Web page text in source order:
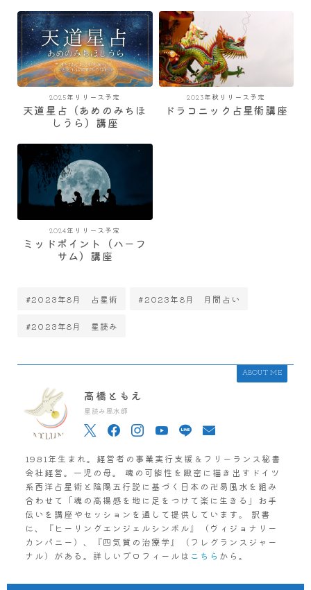
2025年リリース予定
天道星占（あめのみちほ
しうら）講座
2023年秋リリース予定
ドラコニック占星術講座
2024年リリース予定
ミッドポイント（ハーフ
サム）講座
#2023年8月 占星術 #2023年8月 月間占い
#2023年8月 星読み
ABOUT ME
高橋ともえ
星読み風水師
1981年生まれ。経営者の事業実行支援＆フリーランス秘書
会社経営。一児の母。 魂の可能性を緻密に描き出すドイツ
系西洋占星術と陰陽五行説に基づく日本の卍易風水を組み
合わせて「魂の高揚感を地に足をつけて楽に生きる」お手
伝いを講座やセッションを通して提供しています。 訳書
に、『ヒーリングエンジェルシンボル』（ヴィジョナリー
カンパニー）、『四気質の治療学』（フレグランスジャー
ナル）がある。詳しいプロフィールは こちら から。